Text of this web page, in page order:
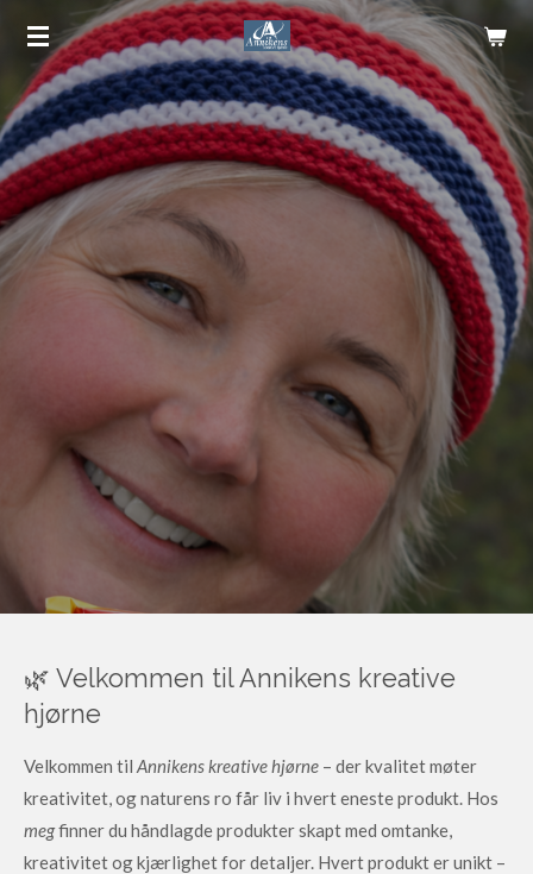
Gå
hovedinnhold
🌿 Velkommen til Annikens kreative
hjørne
Velkommen til Annikens kreative hjørne – der kvalitet møter
kreativitet, og naturens ro får liv i hvert eneste produkt. Hos
megfinner du håndlagde produkter skapt med omtanke,
kreativitet og kjærlighet for detaljer. Hvert produkt er unikt –